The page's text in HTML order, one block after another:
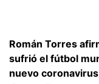
Román Torres
sufrió el fútbol
nuevo